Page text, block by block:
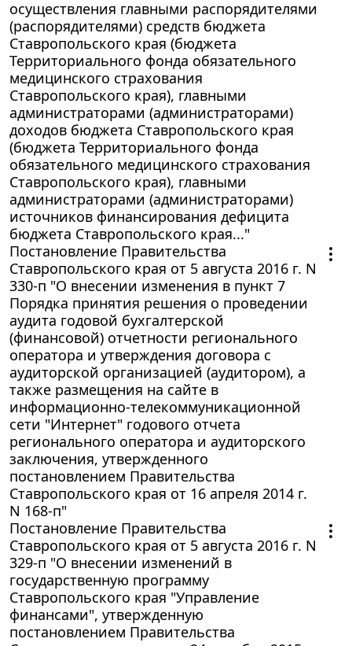
осуществления главными распорядителями
(распорядителями) средств бюджета
Ставропольского края (бюджета
Территориального фонда обязательного
медицинского страхования
Ставропольского края), главными
администраторами (администраторами)
доходов бюджета Ставропольского края
(бюджета Территориального фонда
обязательного медицинского страхования
Ставропольского края), главными
администраторами (администраторами)
источников финансирования дефицита
бюджета Ставропольского края..."
Постановление Правительства
Ставропольского края от 5 августа 2016 г. N
330-п "О внесении изменения в пункт 7
Порядка принятия решения о проведении
аудита годовой бухгалтерской
(финансовой) отчетности регионального
оператора и утверждения договора с
аудиторской организацией (аудитором), а
также размещения на сайте в
информационно-телекоммуникационной
сети "Интернет" годового отчета
регионального оператора и аудиторского
заключения, утвержденного
постановлением Правительства
Ставропольского края от 16 апреля 2014 г.
N 168-п"
Постановление Правительства
Ставропольского края от 5 августа 2016 г. N
329-п "О внесении изменений в
государственную программу
Ставропольского края "Управление
финансами", утвержденную
постановлением Правительства